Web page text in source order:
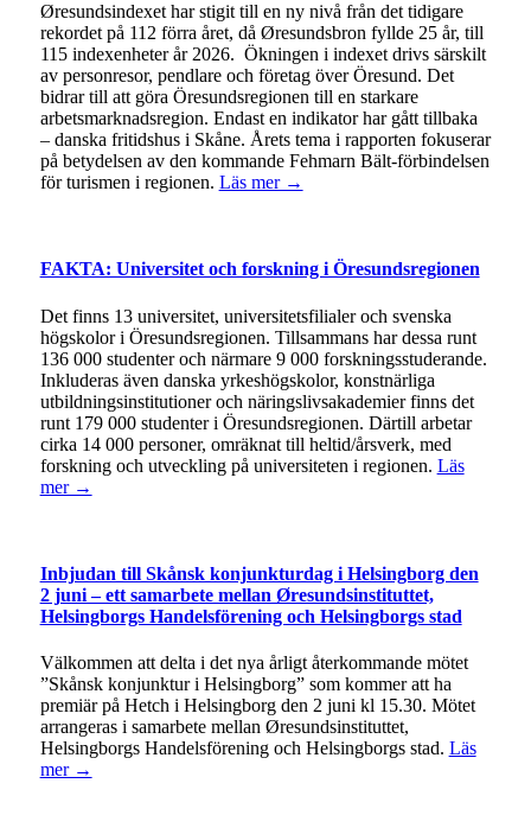
Øresundsindexet har stigit till en ny nivå från det tidigare
rekordet på 112 förra året, då Øresundsbron fyllde 25 år, till
115 indexenheter år 2026. Ökningen i indexet drivs särskilt
av personresor, pendlare och företag över Öresund. Det
bidrar till att göra Öresundsregionen till en starkare
arbetsmarknadsregion. Endast en indikator har gått tillbaka
– danska fritidshus i Skåne. Årets tema i rapporten fokuserar
på betydelsen av den kommande Fehmarn Bält-förbindelsen
för turismen i regionen. Läs mer →
FAKTA: Universitet och forskning i Öresundsregionen
Det finns 13 universitet, universitetsfilialer och svenska
högskolor i Öresundsregionen. Tillsammans har dessa runt
136 000 studenter och närmare 9 000 forskningsstuderande.
Inkluderas även danska yrkeshögskolor, konstnärliga
utbildningsinstitutioner och näringslivsakademier finns det
runt 179 000 studenter i Öresundsregionen. Därtill arbetar
cirka 14 000 personer, omräknat till heltid/årsverk, med
forskning och utveckling på universiteten i regionen. Läs
mer →
Inbjudan till Skånsk konjunkturdag i Helsingborg den
2 juni – ett samarbete mellan Øresundsinstituttet,
Helsingborgs Handelsförening och Helsingborgs stad
Välkommen att delta i det nya årligt återkommande mötet
”Skånsk konjunktur i Helsingborg” som kommer att ha
premiär på Hetch i Helsingborg den 2 juni kl 15.30. Mötet
arrangeras i samarbete mellan Øresundsinstituttet,
Helsingborgs Handelsförening och Helsingborgs stad. Läs
mer →